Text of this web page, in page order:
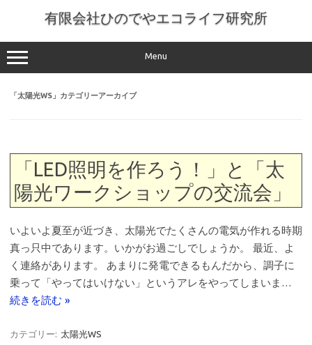
へ
ス
有限会社ひのでやエコライフ研究所
Menu
「太陽光WS 」カテゴリーアーカイブ
「LED照明を作ろう！」と「太
陽光ワークショップの交流会」
いよいよ夏至が近づき、太陽光でたくさんの電気が作れる時期
真っ只中であります。いかがお過ごしでしょうか。 最近、よ
く連絡があります。 あまりに発電できるもんだから、調子に
乗って「やってはいけない」というアレをやってしまいま…
続きを読む »
カテゴリー: 太陽光WS